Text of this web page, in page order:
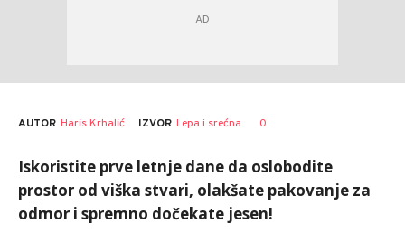
AUTOR Haris Krhalić IZVOR Lepa i srećna 0
Iskoristite prve letnje dane da oslobodite
prostor od viška stvari, olakšate pakovanje za
odmor i spremno dočekate jesen!